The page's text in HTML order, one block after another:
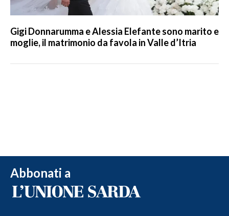
Gigi Donnarumma e Alessia Elefante sono marito e
moglie, il matrimonio da favola in Valle d’Itria
Abbonati a